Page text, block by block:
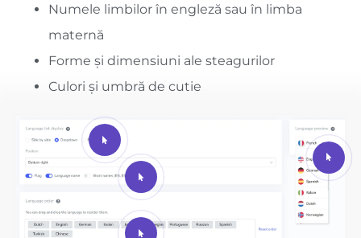
Numele limbilor în engleză sau în limba
maternă
Forme și dimensiuni ale steagurilor
Culori și umbră de cutie